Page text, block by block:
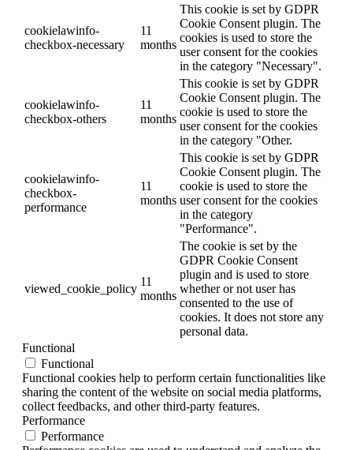
cookielawinfo-
checkbox-necessary
11
months
This cookie is set by GDPR
Cookie Consent plugin. The
cookies is used to store the
user consent for the cookies
in the category "Necessary".
cookielawinfo-
checkbox-others
11
months
This cookie is set by GDPR
Cookie Consent plugin. The
cookie is used to store the
user consent for the cookies
in the category "Other.
cookielawinfo-
checkbox-
performance
11
months
This cookie is set by GDPR
Cookie Consent plugin. The
cookie is used to store the
user consent for the cookies
in the category
"Performance".
viewed_cookie_policy
11
months
The cookie is set by the
GDPR Cookie Consent
plugin and is used to store
whether or not user has
consented to the use of
cookies. It does not store any
personal data.
Functional
Functional
Functional cookies help to perform certain functionalities like
sharing the content of the website on social media platforms,
collect feedbacks, and other third-party features.
Performance
Performance